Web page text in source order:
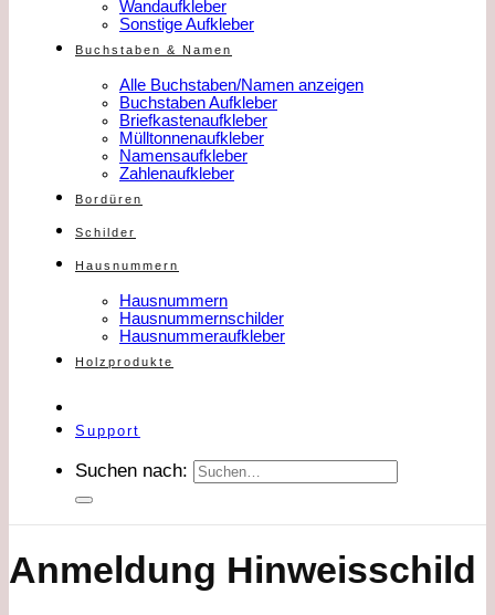
Wandaufkleber
Sonstige Aufkleber
Buchstaben & Namen
Alle Buchstaben/Namen anzeigen
Buchstaben Aufkleber
Briefkastenaufkleber
Mülltonnenaufkleber
Namensaufkleber
Zahlenaufkleber
Bordüren
Schilder
Hausnummern
Hausnummern
Hausnummernschilder
Hausnummeraufkleber
Holzprodukte
Support
Suchen nach:
Anmeldung Hinweisschild